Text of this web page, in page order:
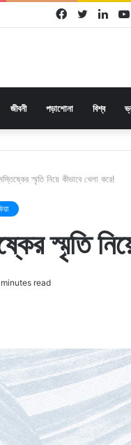
Twitter
Facebook
জীবনী পড়াশোনা বিশ্ব
স্মৃতি নিয়ে কীভাবে খেলা করে!
নিয়ে
read